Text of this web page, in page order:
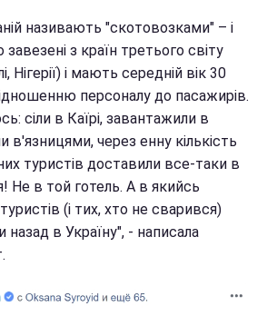
називають "скотовозками" – і
з країн третього світу
Нігерії) і мають середній вік 30
персоналу до пасажирів.
сіли в Каїрі, завантажили в
в'язницями, через енну кількість
туристів доставили все-таки в
Не в той готель. А в якийсь
(і тих, хто не сварився)
в Україну", - написала